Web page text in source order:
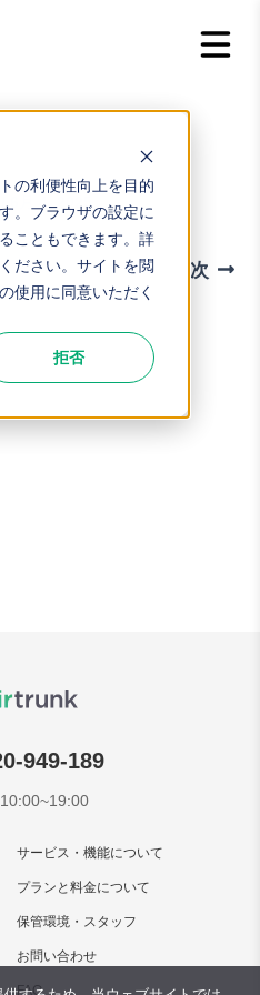
の利便性向上を目的
。ブラウザの設定に
こともできます。詳
ださい。サイトを閲
使用に同意いただく
拒否
/ 6月 4, 2025
次
949-189
サービス・機能について
プランと料金について
保管環境・スタッフ
お問い合わせ
FAQ